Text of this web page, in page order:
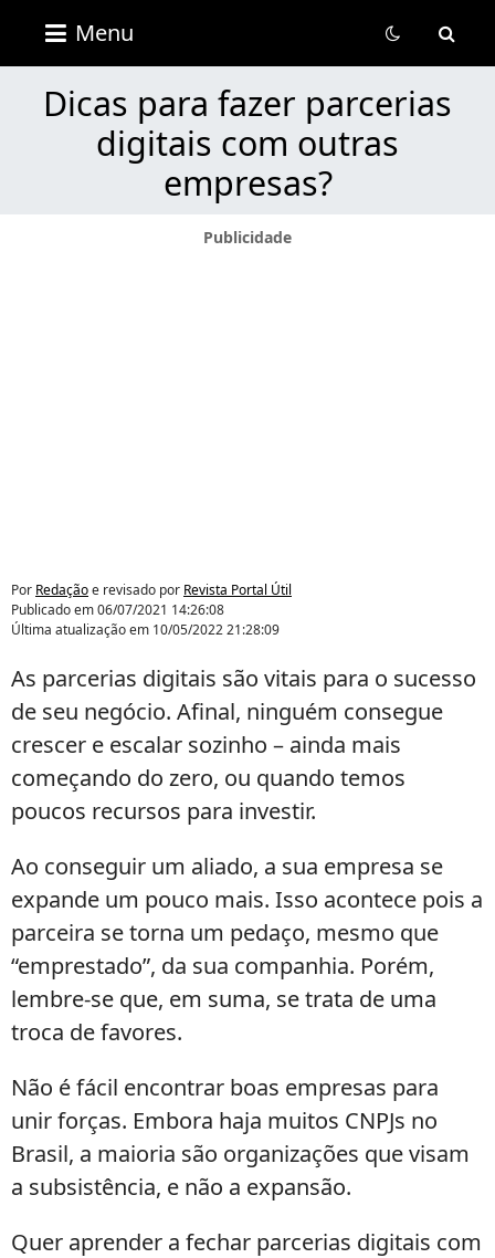
Portal
Útil
Menu
Dicas para fazer parcerias
digitais com outras
empresas?
Por Redaçãoe revisado por Revista Portal Útil
Publicado em06/07/2021 14:26:08
Última atualização em 10/05/2022 21:28:09
As parcerias digitais são vitais para o sucesso
de seu negócio. Afinal, ninguém consegue
crescer e escalar sozinho – ainda mais
começando do zero, ou quando temos
poucos recursos para investir.
Ao conseguir um aliado, a sua empresa se
expande um pouco mais. Isso acontece pois a
parceira se torna um pedaço, mesmo que
“emprestado”, da sua companhia. Porém,
lembre-se que, em suma, se trata de uma
troca de favores.
Não é fácil encontrar boas empresas para
unir forças. Embora haja muitos CNPJs no
Brasil, a maioria são organizações que visam
a subsistência, e não a expansão.
Quer aprender a fechar parcerias digitais com